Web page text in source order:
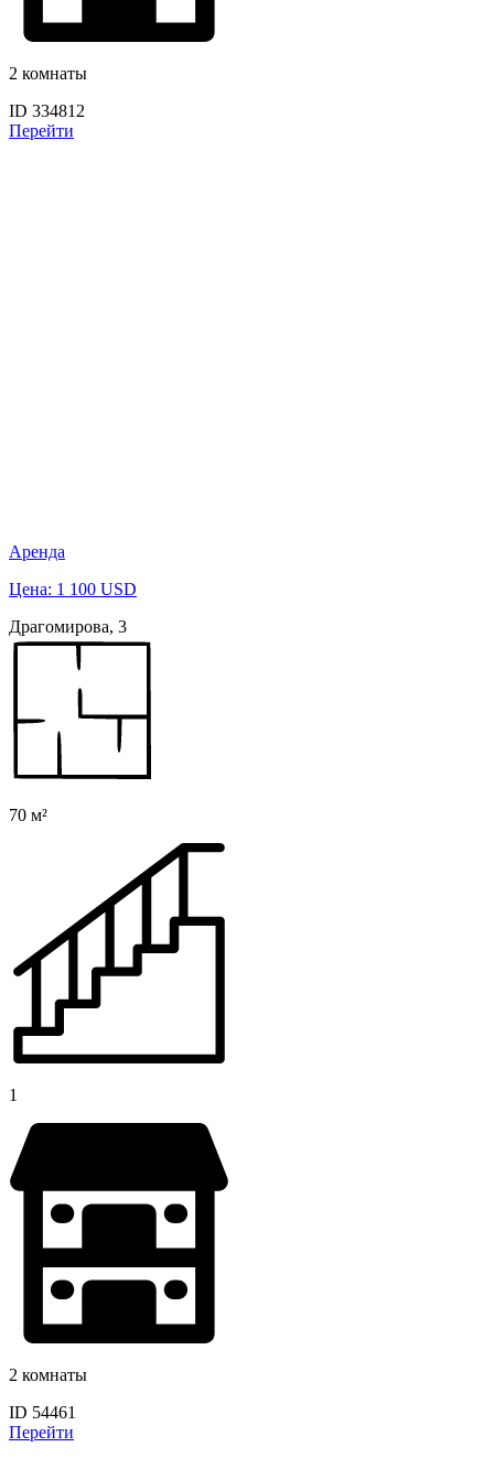
2 комнаты
ID 334812
Перейти
Аренда
Цена: 1 100 USD
Драгомирова, 3
70 м²
1
2 комнаты
ID 54461
Перейти